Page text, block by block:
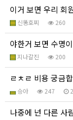
이거 보면 우리 회
신똥호찌 260
야한거 보면 수명
지나갈진 200
ㄹㅊㄹ 비용 궁금
승아 247
나중에 넌 다른 사